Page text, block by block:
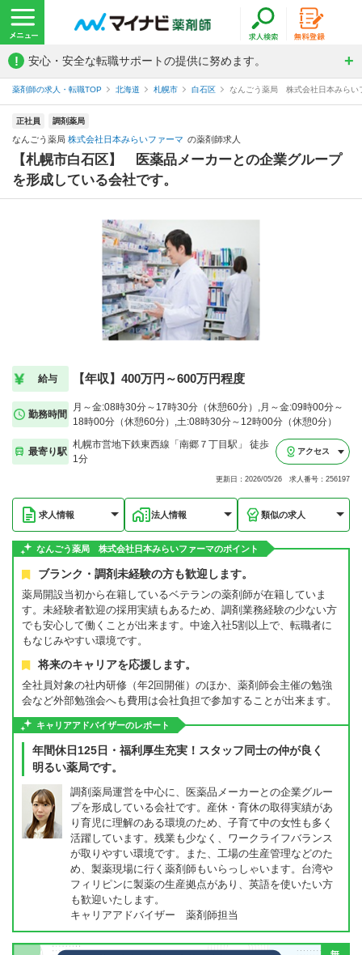
! 安心・安全な転職サポートの提供に努めます。
薬剤師の求人・転職TOP 北海道 札幌市 白石区 なんごう薬局 株式会社日本みらい
正社員 調剤薬局
なんごう薬局 株式会社日本みらいファーマ の薬剤師求人
【札幌市白石区】 医薬品メーカーとの企業グループ
を形成している会社です。
給与 【年収】400万円～600万円程度
勤務時間
月～金:08時30分～17時30分（休憩60分）,月～金:09時00分～
18時00分（休憩60分）,土:08時30分～12時00分（休憩0分）
最寄り駅
札幌市営地下鉄東西線「南郷７丁目駅」 徒歩
1分
アクセス
更新日：2026/05/26 求人番号：256197
求人情報 法人情報 類似の求人
なんごう薬局 株式会社日本みらいファーマのポイント
ブランク・調剤未経験の方も歓迎します。
薬局開設当初から在籍しているベテランの薬剤師が在籍していま
す。未経験者歓迎の採用実績もあるため、調剤業務経験の少ない方
でも安心して働くことが出来ます。中途入社5割以上で、転職者に
もなじみやすい環境です。
将来のキャリアを応援します。
全社員対象の社内研修（年2回開催）のほか、薬剤師会主催の勉強
会など外部勉強会へも費用は会社負担で参加することが出来ます。
キャリアアドバイザーのレポート
年間休日125日・福利厚生充実！スタッフ同士の仲が良く
明るい薬局です。
調剤薬局運営を中心に、医薬品メーカーとの企業グルー
プを形成している会社です。産休・育休の取得実績があ
り育児に理解のある環境のため、子育て中の女性も多く
活躍しています。残業も少なく、ワークライフバランス
が取りやすい環境です。また、工場の生産管理などのた
め、製薬現場に行く薬剤師もいらっしゃいます。台湾や
フィリピンに製薬の生産拠点があり、英語を使いたい方
も歓迎いたします。
キャリアアドバイザー 薬剤師担当